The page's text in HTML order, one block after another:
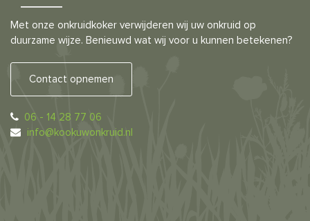
Met onze onkruidkoker verwijderen wij uw onkruid op
duurzame wijze. Benieuwd wat wij voor u kunnen betekenen?
Contact opnemen
06 - 14 28 77 06
info@kookuwonkruid.nl